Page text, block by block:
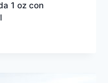
1 oz con